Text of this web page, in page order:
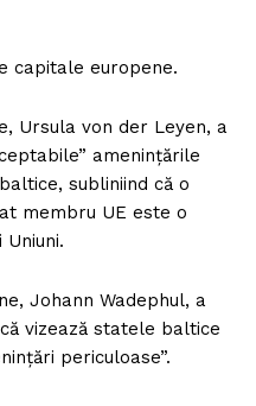
capitale europene.
Ursula von der Leyen, a
amenințările
subliniind că o
membru UE este o
Johann Wadephul, a
vizează statele baltice
periculoase”.